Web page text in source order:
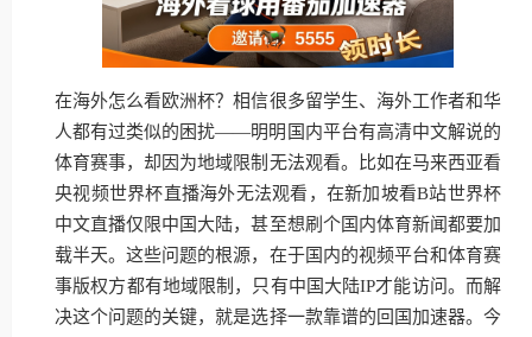
在海外怎么看欧洲杯？相信很多留学生、海外工作者和华
人都有过类似的困扰——明明国内平台有高清中文解说的
体育赛事，却因为地域限制无法观看。比如在马来西亚看
央视频世界杯直播海外无法观看，在新加坡看B站世界杯
中文直播仅限中国大陆，甚至想刷个国内体育新闻都要加
载半天。这些问题的根源，在于国内的视频平台和体育赛
事版权方都有地域限制，只有中国大陆IP才能访问。而解
决这个问题的关键，就是选择一款靠谱的回国加速器。今